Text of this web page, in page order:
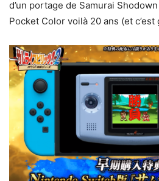
d’un portage de Samurai
Pocket Color voilà 20 ans (et c’est